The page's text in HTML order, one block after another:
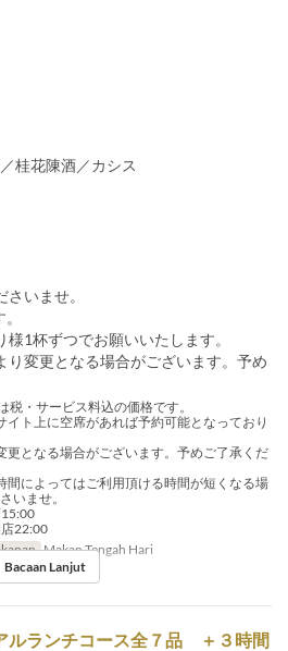
桂花陳酒／カシス
いませ。
1杯ずつでお願いいたします。
り変更となる場合がございます。予め
税・サービス料込の価格です。
ト上に空席があれば予約可能となっており
更となる場合がございます。予めご了承くだ
間によってはご利用頂ける時間が短くなる場
いませ。
22:00
Makan Tengah Hari
Bacaan Lanjut
ルランチコース全７品 ＋３時間